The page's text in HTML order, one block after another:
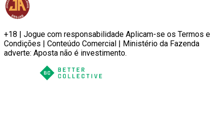
+18 | Jogue com responsabilidade Aplicam-se os Termos e
Condições | Conteúdo Comercial | Ministério da Fazenda
adverte: Aposta não é investimento.